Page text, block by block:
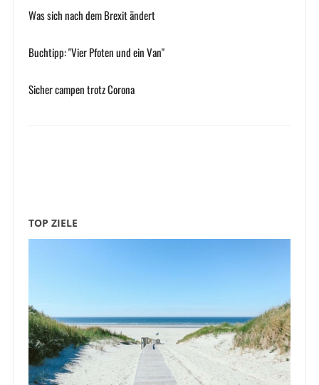
Was sich nach dem Brexit ändert
Buchtipp: "Vier Pfoten und ein Van"
Sicher campen trotz Corona
TOP ZIELE